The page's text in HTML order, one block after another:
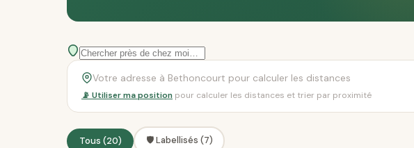
📡 Utiliser ma position pour calculer les distances et trier par proximité
Tous (20) 🛡️ Labellisés (7)